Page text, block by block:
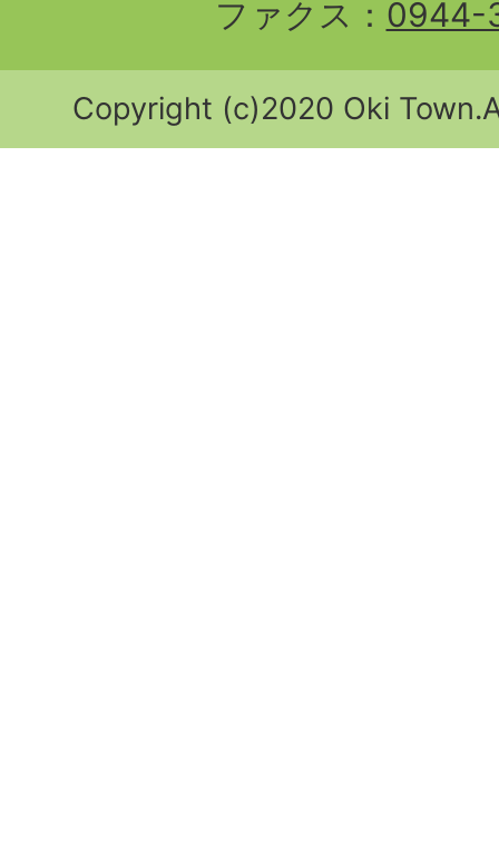
ファクス： 0944-
Copyright (c)2020 Oki